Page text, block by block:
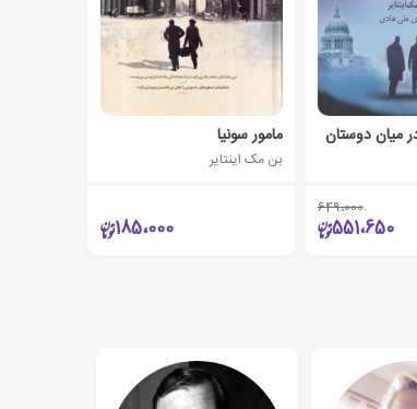
دوستان
649،000
551،650
مامور سونیا
بن مک اینتایر
185،000